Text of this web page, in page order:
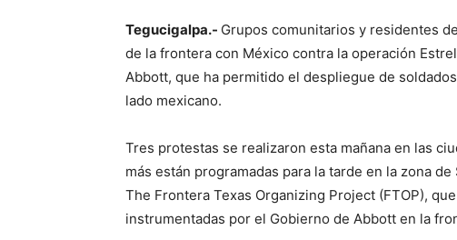
Tegucigalpa.- Grupos comunitarios y residentes
de la frontera con México contra la operación
Abbott, que ha permitido el despliegue de
lado mexicano.
Tres protestas se realizaron esta mañana en las
más están programadas para la tarde en la zona
The Frontera Texas Organizing Project (FTOP),
instrumentadas por el Gobierno de Abbott en la